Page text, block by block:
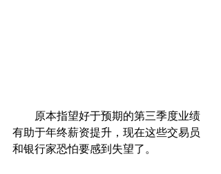
有助于年终薪资提升，现在这些交易员
和银行家恐怕要感到失望了。